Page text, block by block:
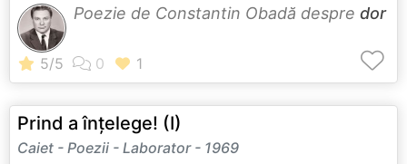
Poezie de Constantin Obadă despre dor
Prind a înțelege! (I)
Caiet - Poezii - Laborator - 1969